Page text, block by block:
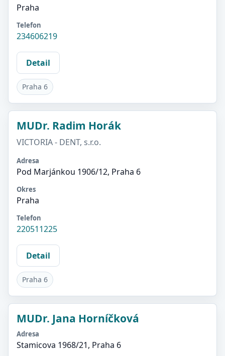
Praha
Telefon
234606219
Detail
Praha 6
MUDr. Radim Horák
VICTORIA - DENT, s.r.o.
Adresa
Pod Marjánkou 1906/12, Praha 6
Okres
Praha
Telefon
220511225
Detail
Praha 6
MUDr. Jana Horníčková
Adresa
Stamicova 1968/21, Praha 6